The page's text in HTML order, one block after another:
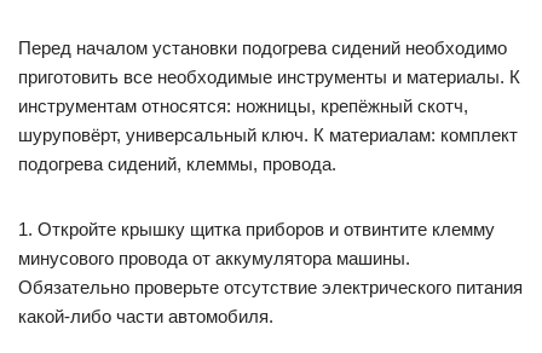
Перед началом установки подогрева сидений необходимо
приготовить все необходимые инструменты и материалы. К
инструментам относятся: ножницы, крепёжный скотч,
шуруповёрт, универсальный ключ. К материалам: комплект
подогрева сидений, клеммы, провода.
1. Откройте крышку щитка приборов и отвинтите клемму
минусового провода от аккумулятора машины.
Обязательно проверьте отсутствие электрического питания
какой-либо части автомобиля.